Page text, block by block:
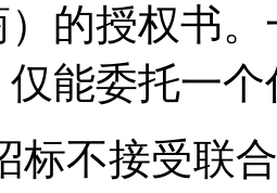
的授权书
能委托一
标不接受联